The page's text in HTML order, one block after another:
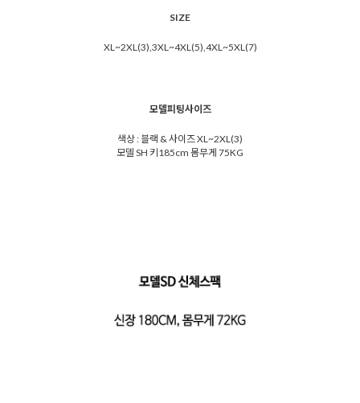
SIZE
XL~2XL(3),3XL~4XL(5),4XL~5XL(7)
모델피팅사이즈
색상 : 블랙 & 사이즈 XL~2XL(3)
모델 SH 키185cm 몸무게 75KG